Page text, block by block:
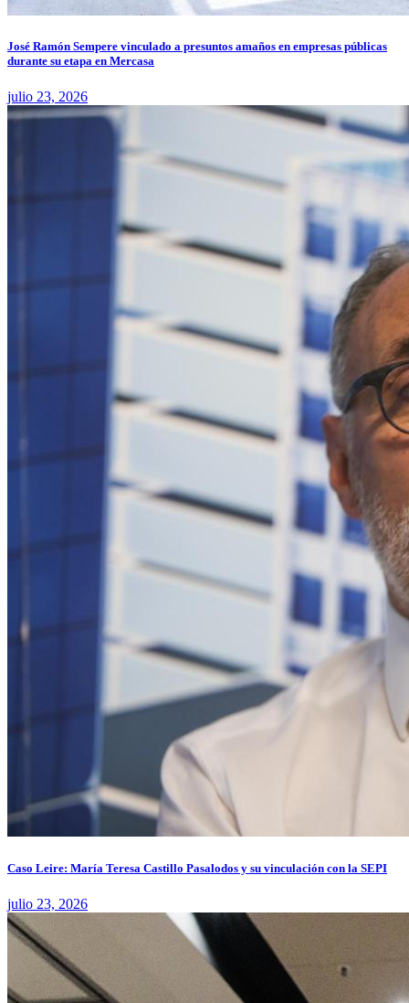
José Ramón Sempere vinculado a presuntos amaños en empresas públicas
durante su etapa en Mercasa
julio 23, 2026
Caso Leire: María Teresa Castillo Pasalodos y su vinculación con la SEPI
julio 23, 2026